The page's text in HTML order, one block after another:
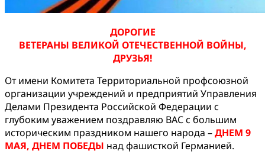
ДОРОГИЕ
ВЕТЕРАНЫ ВЕЛИКОЙ ОТЕЧЕСТВЕННОЙ ВОЙНЫ,
ДРУЗЬЯ!
От имени Комитета Территориальной профсоюзной
организации учреждений и предприятий Управления
Делами Президента Российской Федерации с
глубоким уважением поздравляю ВАС с большим
историческим праздником нашего народа –ДНЕМ 9
МАЯ, ДНЕМ ПОБЕДЫ над фашисткой Германией.